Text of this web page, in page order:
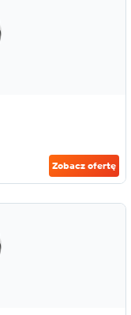
Zobacz ofertę